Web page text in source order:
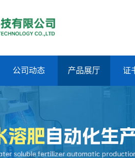
公司动态 产品展厅 证